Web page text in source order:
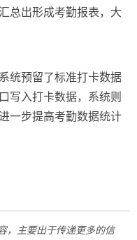
总出形成考勤报表，大
统预留了标准打卡数据
写入打卡数据，系统则
一步提高考勤数据统计
，主要出于传递更多的信